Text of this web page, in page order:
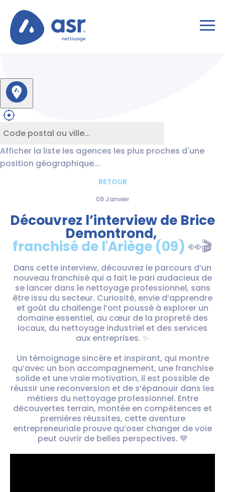
Afficher la liste les agences les plus proches d'une
position géographique...
RETOUR
09 Janvier
Découvrez l’interview de Brice
Demontrond,
franchisé de l'Ariège (09) 👀🎬
Dans cette interview, découvrez le parcours d’un
nouveau franchisé qui a fait le pari audacieux de
se lancer dans le nettoyage professionnel, sans
être issu du secteur. Curiosité, envie d’apprendre
et goût du challenge l’ont poussé à explorer un
domaine essentiel, au cœur de la propreté des
locaux, du nettoyage industriel et des services
aux entreprises. ✨
Un témoignage sincère et inspirant, qui montre
qu’avec un bon accompagnement, une franchise
solide et une vraie motivation, il est possible de
réussir une reconversion et de s’épanouir dans les
métiers du nettoyage professionnel. Entre
découvertes terrain, montée en compétences et
premières réussites, cette aventure
entrepreneuriale prouve qu’oser changer de voie
peut ouvrir de belles perspectives. 💙